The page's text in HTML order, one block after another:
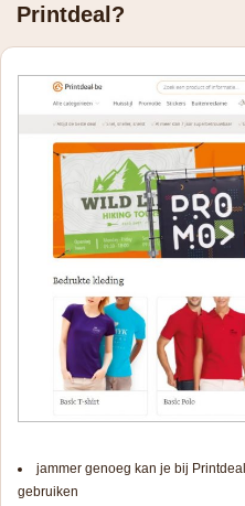
Printdeal?
jammer genoeg kan je bij
gebruiken